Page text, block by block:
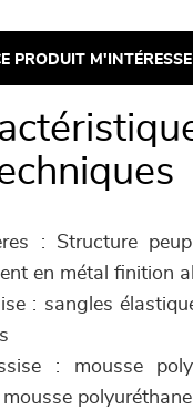
PRODUIT M'INTÉRESSE
: Structure
en métal finition
: sangles
: mousse